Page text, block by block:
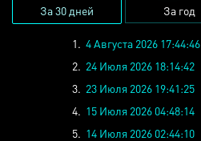
За 30 дней За год
1. 4 Августа 2026 17:44:46
2. 24 Июля 2026 18:14:42
3. 23 Июля 2026 19:41:25
4. 15 Июля 2026 04:48:14
5. 14 Июля 2026 02:44:10